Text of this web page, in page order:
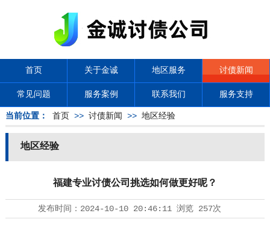
首页 关于金诚 地区服务 讨债新闻
常见问题 服务案例 联系我们 服务支持
当前位置： 首页 >> 讨债新闻 >> 地区经验
地区经验
福建专业讨债公司挑选如何做更好呢？
发布时间： 2024-10-10 20:46:11浏览 257次